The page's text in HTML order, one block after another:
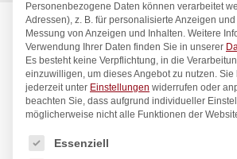
Personenbezogene Daten können verarbeitet
Adressen), z. B. für personalisierte Anzeigen
Messung von Anzeigen und Inhalten. Weitere
Verwendung Ihrer Daten finden Sie in unserer
Es besteht keine Verpflichtung, in die
einzuwilligen, um dieses Angebot zu nutzen. Sie
jederzeit unter Einstellungen widerrufen oder
beachten Sie, dass aufgrund individueller
möglicherweise nicht alle Funktionen der
Es folgt eine Liste der Service-
Essenziell